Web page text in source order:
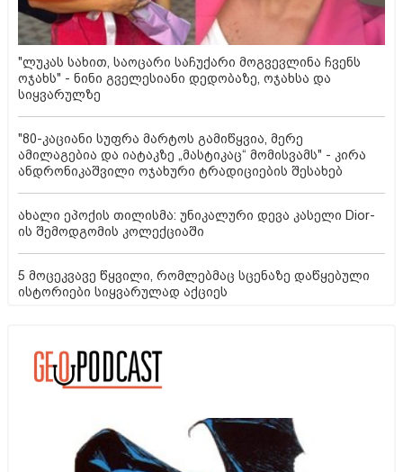
"ლუკას სახით, საოცარი საჩუქარი მოგვევლინა ჩვენს
ოჯახს" - ნინი გველესიანი დედობაზე, ოჯახსა და
სიყვარულზე
"80-კაციანი სუფრა მარტოს გამიწყვია, მერე
ამილაგებია და იატაკზე „მასტიკაც“ მომისვამს" - კირა
ანდრონიკაშვილი ოჯახური ტრადიციების შესახებ
ახალი ეპოქის თილისმა: უნიკალური დევა კასელი Dior-
ის შემოდგომის კოლექციაში
5 მოცეკვავე წყვილი, რომლებმაც სცენაზე დაწყებული
ისტორიები სიყვარულად აქციეს